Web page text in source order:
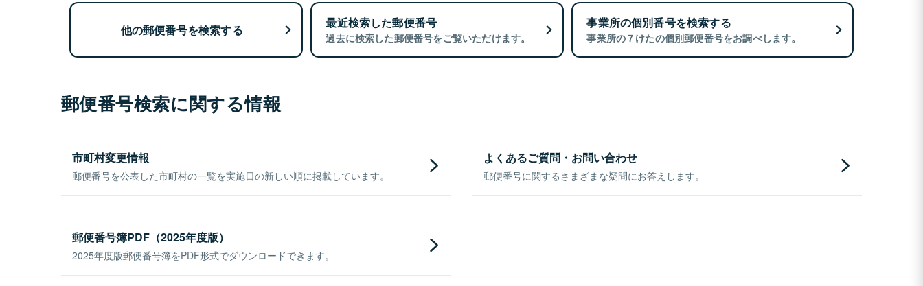
他の郵便番号を検索する 最近検索した郵便番号
過去に検索した郵便番号をご覧いただけます。
事業所の個別番号を検索する
事業所の７けたの個別郵便番号をお調べします。
郵便番号検索に関する情報
市町村変更情報
郵便番号を公表した市町村の一覧を実施日の新しい順に掲載しています。
よくあるご質問・お問い合わせ
郵便番号に関するさまざまな疑問にお答えします。
郵便番号簿PDF（2025年度版）
2025年度版郵便番号簿をPDF形式でダウンロードできます。